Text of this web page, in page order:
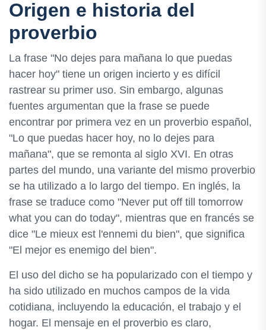
Origen e historia del
proverbio
La frase "No dejes para mañana lo que puedas
hacer hoy" tiene un origen incierto y es difícil
rastrear su primer uso. Sin embargo, algunas
fuentes argumentan que la frase se puede
encontrar por primera vez en un proverbio español,
"Lo que puedas hacer hoy, no lo dejes para
mañana", que se remonta al siglo XVI. En otras
partes del mundo, una variante del mismo proverbio
se ha utilizado a lo largo del tiempo. En inglés, la
frase se traduce como "Never put off till tomorrow
what you can do today", mientras que en francés se
dice "Le mieux est l'ennemi du bien", que significa
"El mejor es enemigo del bien".
El uso del dicho se ha popularizado con el tiempo y
ha sido utilizado en muchos campos de la vida
cotidiana, incluyendo la educación, el trabajo y el
hogar. El mensaje en el proverbio es claro,